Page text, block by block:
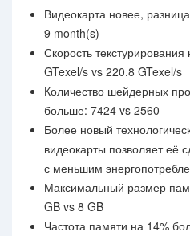
Видеокарта новее,
9 month(s)
Скорость
GTexel/s vs 220.8 GTexel/s
Количество шейдерных
больше: 7424 vs 2560
Более новый
видеокарты позволяет её
с меньшим
Максимальный размер
GB vs 8 GB
Частота памяти на 14%